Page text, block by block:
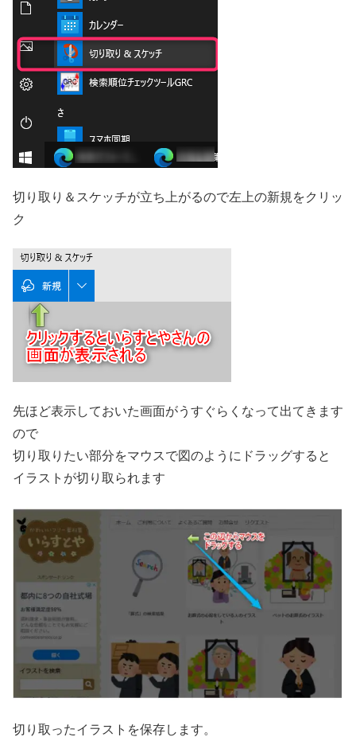
切り取り＆スケッチが立ち上がるので左上の新規をクリッ
ク
先ほど表示しておいた画面がうすぐらくなって出てきます
ので
切り取りたい部分をマウスで図のようにドラッグすると
イラストが切り取られます
切り取ったイラストを保存します。